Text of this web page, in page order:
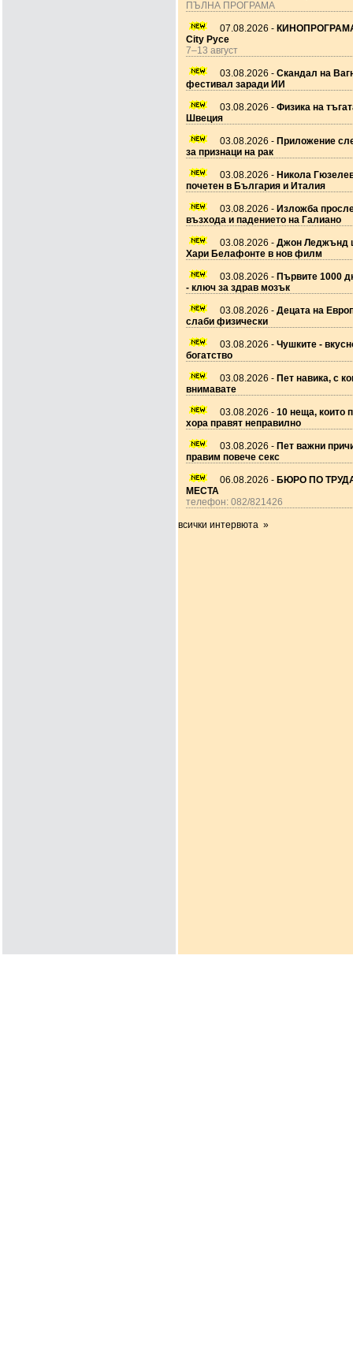
ПЪЛНА ПРОГРАМА
07.08.2026 -
City Русе
7–13 август
03.08.2026 - Скандал на
фестивал заради ИИ
03.08.2026 - Физика на
Швеция
03.08.2026 - Приложение
за признаци на рак
03.08.2026 - Никола
почетен в България и Италия
03.08.2026 - Изложба
възхода и падението на Галиано
03.08.2026 - Джон Леджънд
Хари Белафонте в нов филм
03.08.2026 - Първите 1000
- ключ за здрав мозък
03.08.2026 - Децата на
слаби физически
03.08.2026 - Чушките -
богатство
03.08.2026 - Пет навика, с
внимавате
03.08.2026 - 10 неща, които
хора правят неправилно
03.08.2026 - Пет важни
правим повече секс
06.08.2026 - БЮРО ПО
МЕСТА
телефон: 082/821426
всички интервюта »